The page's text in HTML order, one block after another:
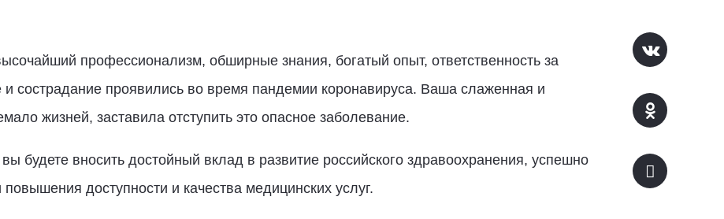
профессионализм, обширные знания, богатый опыт, ответственность за
сострадание проявились во время пандемии коронавируса. Ваша слаженная и
жизней, заставила отступить это опасное заболевание.
будете вносить достойный вклад в развитие российского здравоохранения, успешно
повышения доступности и качества медицинских услуг.